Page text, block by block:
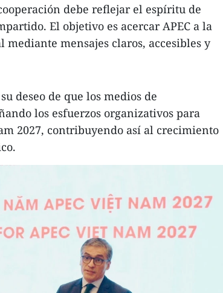
debe reflejar el espíritu de
El objetivo es acercar APEC a la
mensajes claros, accesibles y
deseo de que los medios de
los esfuerzos organizativos para
2027, contribuyendo así al crecimiento